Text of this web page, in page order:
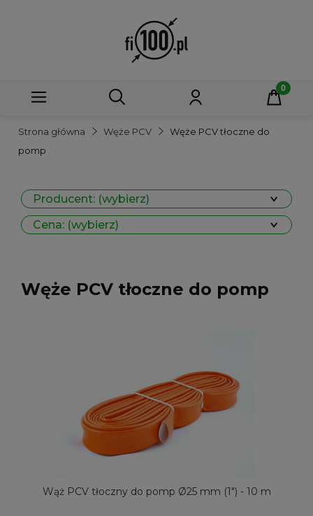
Strona główna Węże PCV
Węże PCV tłoczne do
pomp
Producent: (wybierz)
Cena: (wybierz)
Węże PCV tłoczne do pomp
Wąż PCV tłoczny do pomp Ø25 mm (1") - 10 m